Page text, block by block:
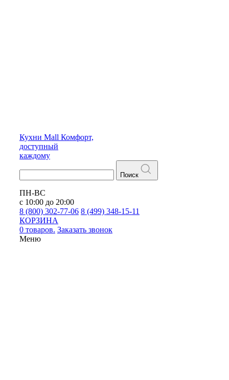
Кухни Mall Комфорт,
доступный
каждому
Поиск
ПН-ВС
с 10:00 до 20:00
8 (800) 302-77-06 8 (499) 348-15-11
КОРЗИНА
0 товаров. Заказать звонок
Меню